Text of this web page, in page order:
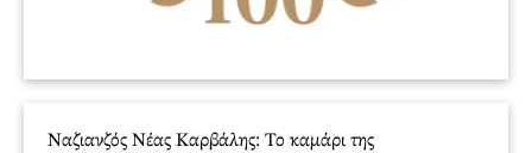
Ναζιανζός Νέας Καρβάλης: Το καμάρι της